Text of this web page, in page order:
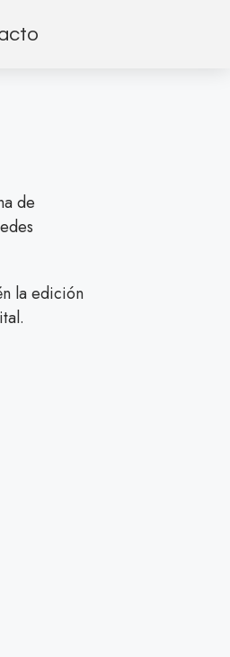
de
la edición